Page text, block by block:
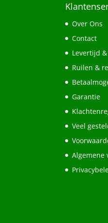
Over Ons
Contact
Levertijd
Ruilen &
Garantie
Veel
Algemene